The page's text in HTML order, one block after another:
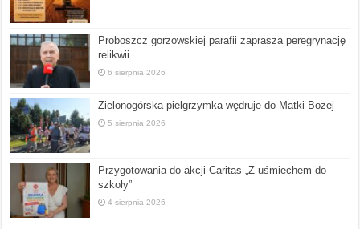
Proboszcz gorzowskiej parafii zaprasza peregrynację
relikwii
6 sierpnia 2026
Zielonogórska pielgrzymka wędruje do Matki Bożej
5 sierpnia 2026
Przygotowania do akcji Caritas „Z uśmiechem do
szkoły”
4 sierpnia 2026